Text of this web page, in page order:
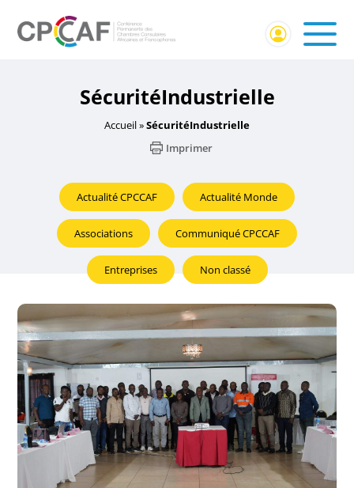
SécuritéIndustrielle
Accueil»SécuritéIndustrielle
Imprimer
Actualité CPCCAF Actualité Monde
Associations Communiqué CPCCAF
Entreprises Non classé